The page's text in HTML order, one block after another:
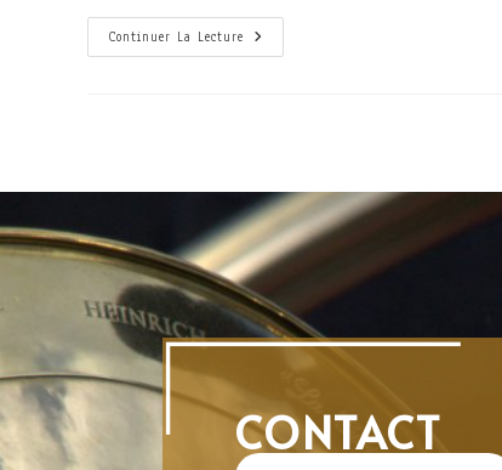
Continuer La Lecture
CONTACT